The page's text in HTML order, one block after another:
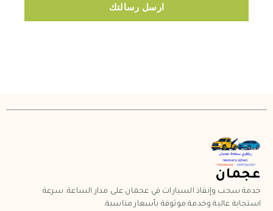
ارسل رسالتك
عجمان
خدمة سحب وإنقاذ السيارات في عجمان على مدار الساعة. سرعة
استجابة عالية وخدمة موثوقة بأسعار مناسبة.